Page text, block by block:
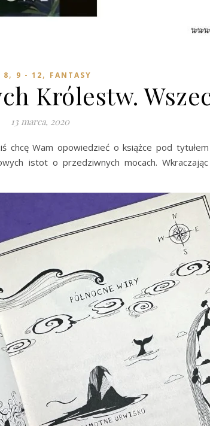
8, 9 - 12, FANTASY
Królestw.
13 marca, 2020
chcę Wam opowiedzieć o książce pod tytułem
istot o przedziwnych mocach.